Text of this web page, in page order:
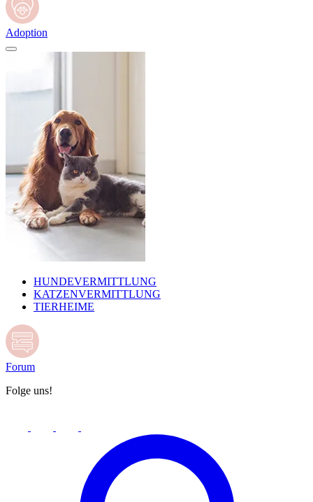
Adoption
HUNDEVERMITTLUNG
KATZENVERMITTLUNG
TIERHEIME
Forum
Folge uns!